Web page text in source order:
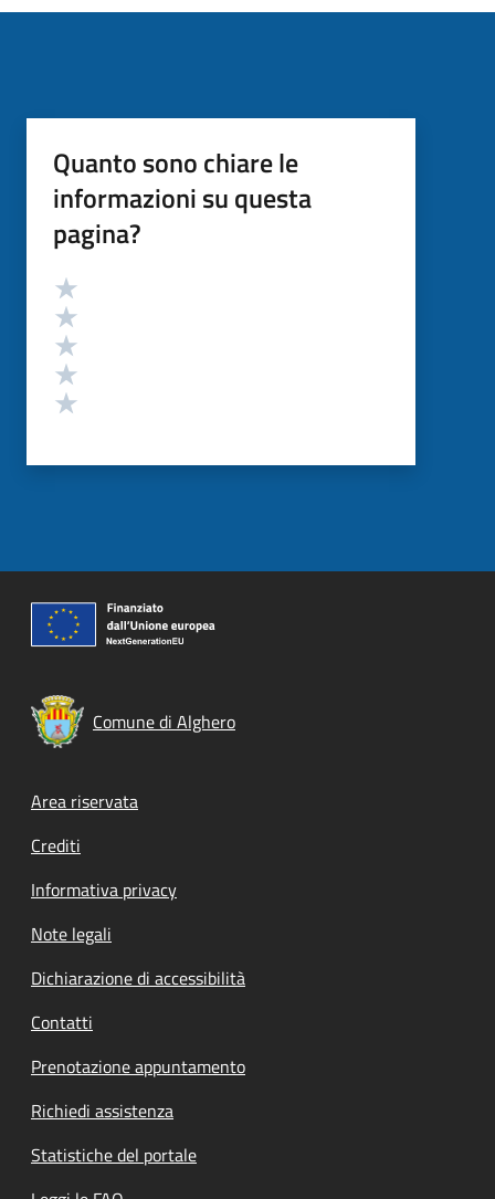
Quanto sono chiare le
informazioni su questa
pagina?
Valutazione
Comune di Alghero
Footer menu
Area riservata
Crediti
Informativa privacy
Note legali
Dichiarazione di accessibilità
Contatti
Prenotazione appuntamento
Richiedi assistenza
Statistiche del portale